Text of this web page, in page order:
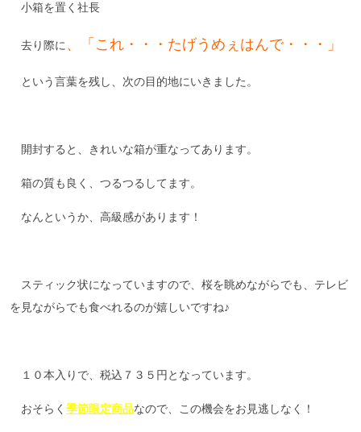
小箱を置く社長
去り際に 、「これ・・・たげうめぇはんで・・・」
という言葉を残し、次の目的地にいきました。
開封すると、きれいな箱が重なってあります。
箱の質も良く、つるつるしてます。
なんというか、高級感があります！
スティック状になっていますので、桜を眺めながらでも、テレビ
を見ながらでも食べれるのが嬉しいですね♪
１０本入りで、税込７３５円となっています。
おそらく 季節限定商品なので、この機会をお見逃しなく！